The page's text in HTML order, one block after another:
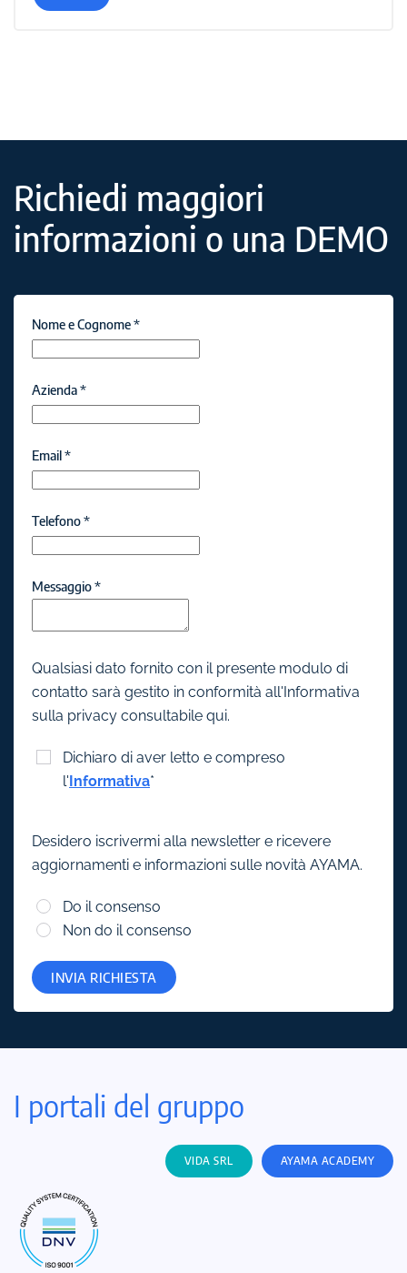
Richiedi maggiori
informazioni o una DEMO
Nome e Cognome*
Azienda*
Email*
Telefono*
Messaggio*
Qualsiasi dato fornito con il presente modulo di
contatto sarà gestito in conformità all'Informativa
sulla privacy consultabile qui.
Dichiaro di aver letto e compreso
l'Informativa*
Desidero iscrivermi alla newsletter e ricevere
aggiornamenti e informazioni sulle novità AYAMA.
Do il consenso
Non do il consenso
INVIA RICHIESTA
I portali del gruppo
VIDA SRL AYAMA ACADEMY